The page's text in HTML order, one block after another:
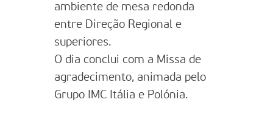
ambiente de mesa redonda
entre Direção Regional e
superiores.
O dia conclui com a Missa de
agradecimento, animada pelo
Grupo IMC Itália e Polónia.